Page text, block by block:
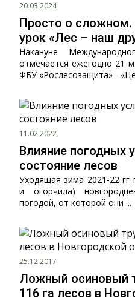
20.03.2024
Просто о сложном.
урок «Лес – наш
Накануне
отмечается ежегодно 21
ФБУ «Рослесозащита» -
11.02.2022
Влияние погодных
состояние лесов
Уходящая зима 2021-22
и огорчила)
погодой, от которой они ...
25.12.2017
Ложный осиновый
116 га лесов в